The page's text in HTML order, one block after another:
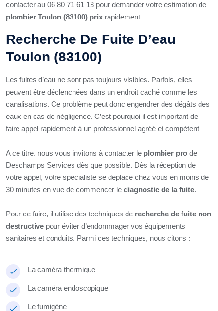
contacter au 06 80 71 61 13 pour demander votre estimation de
plombier Toulon (83100) prix rapidement.
Recherche De Fuite D’eau
Toulon (83100)
Les fuites d’eau ne sont pas toujours visibles. Parfois, elles
peuvent être déclenchées dans un endroit caché comme les
canalisations. Ce problème peut donc engendrer des dégâts des
eaux en cas de négligence. C’est pourquoi il est important de
faire appel rapidement à un professionnel agréé et compétent.
A ce titre, nous vous invitons à contacter le plombier pro de
Deschamps Services dès que possible. Dès la réception de
votre appel, votre spécialiste se déplace chez vous en moins de
30 minutes en vue de commencer le diagnostic de la fuite.
Pour ce faire, il utilise des techniques de recherche de fuite non
destructive pour éviter d’endommager vos équipements
sanitaires et conduits. Parmi ces techniques, nous citons :
La caméra thermique
La caméra endoscopique
Le fumigène